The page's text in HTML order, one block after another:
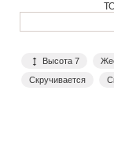
Высота 7
Скручивается